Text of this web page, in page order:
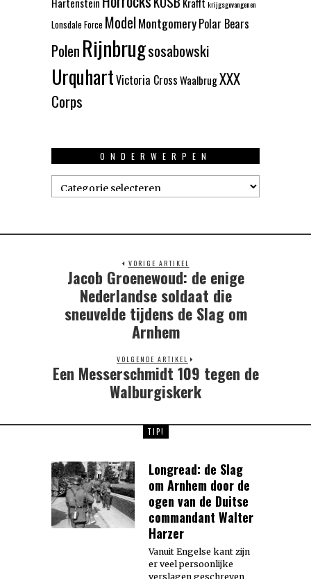
krijgsgevangenen
Lonsdale Force ModelMontgomeryPolar Bears
PolenRijnbrugsosabowski
UrquhartVictoria CrossWaalbrugXXX
Corps
ONDERWERPEN
Onderwerpen
VORIGE ARTIKEL
Previous
post:
Jacob Groenewoud: de enige
Nederlandse soldaat die
sneuvelde tijdens de Slag om
Arnhem
VOLGENDE ARTIKEL
Next
post:
Een Messerschmidt 109 tegen de
Walburgiskerk
TIP!
Longread: de Slag
om Arnhem door de
ogen van de Duitse
commandant Walter
Harzer
Vanuit Engelse kant zijn
er veel persoonlijke
verslagen geschreven